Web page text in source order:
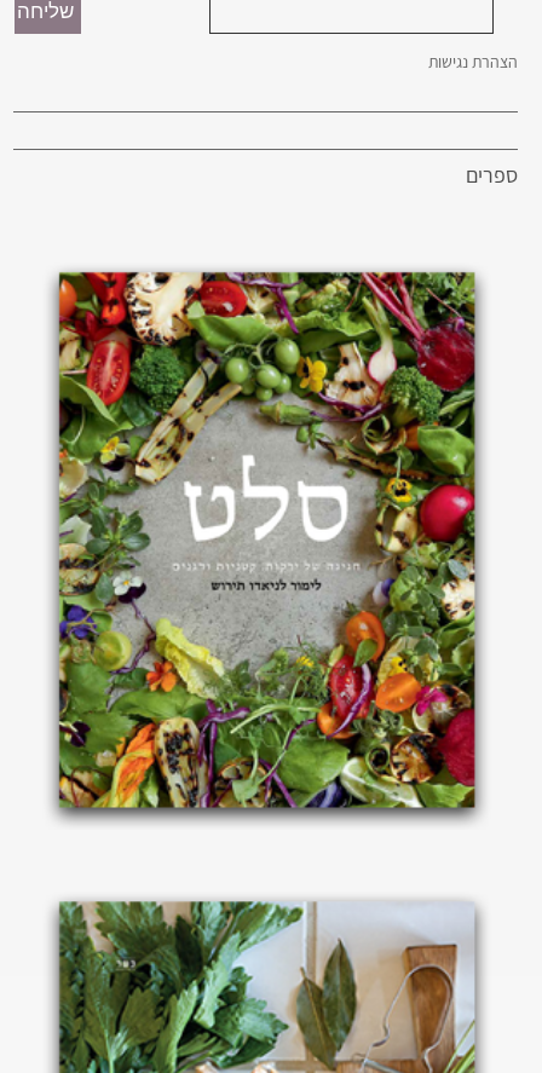
הצהרת נגישות
ספרים